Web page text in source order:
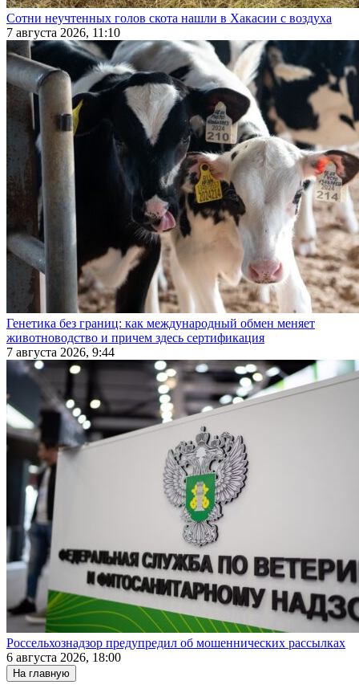
Сотни неучтенных голов скота нашли в Хакасии с воздуха
7 августа 2026, 11:10
Генетика без границ: как международный обмен меняет
животноводство и причем здесь сертификация
7 августа 2026, 9:44
Россельхознадзор предупредил об мошеннических рассылках
6 августа 2026, 18:00
На главную